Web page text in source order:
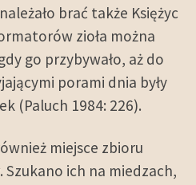
brać także Księżyc
zioła można
go przybywało, aż do
porami dnia były
(Paluch 1984: 226).
miejsce zbioru
ich na miedzach,